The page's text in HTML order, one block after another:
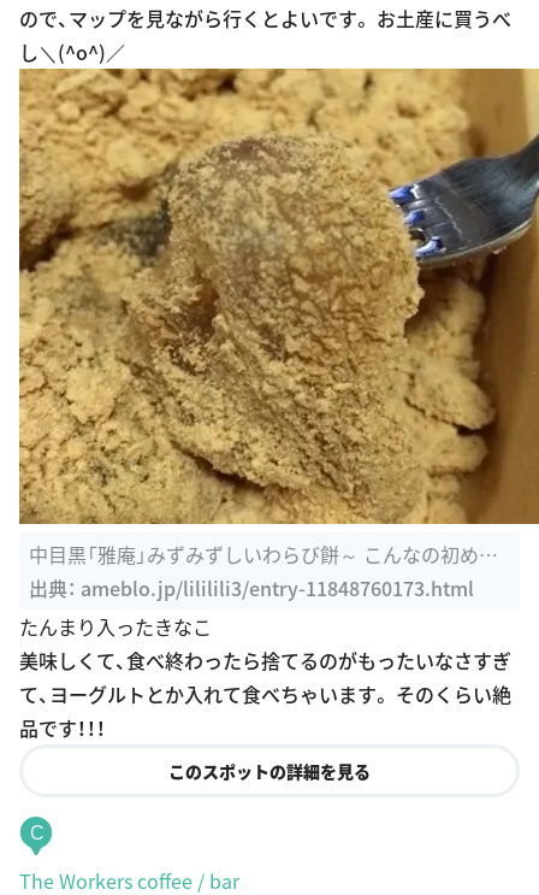
ので、マップを見ながら行くとよいです。 お土産に買うべ
し＼(^o^)／
中目黒「雅庵」みずみずしいわらび餅～ こんなの初めて！
｜oh! neckry ...
出典： ameblo.jp/lililili3/entry-11848760173.html
たんまり入ったきなこ
美味しくて、食べ終わったら捨てるのがもったいなさすぎ
て、ヨーグルトとか入れて食べちゃいます。 そのくらい絶
品です！！！
このスポットの詳細を見る
C
The Workers coffee / bar